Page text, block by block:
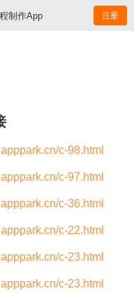
制作App 注册
c-98.html
c-97.html
c-36.html
c-22.html
c-23.html
c-23.html